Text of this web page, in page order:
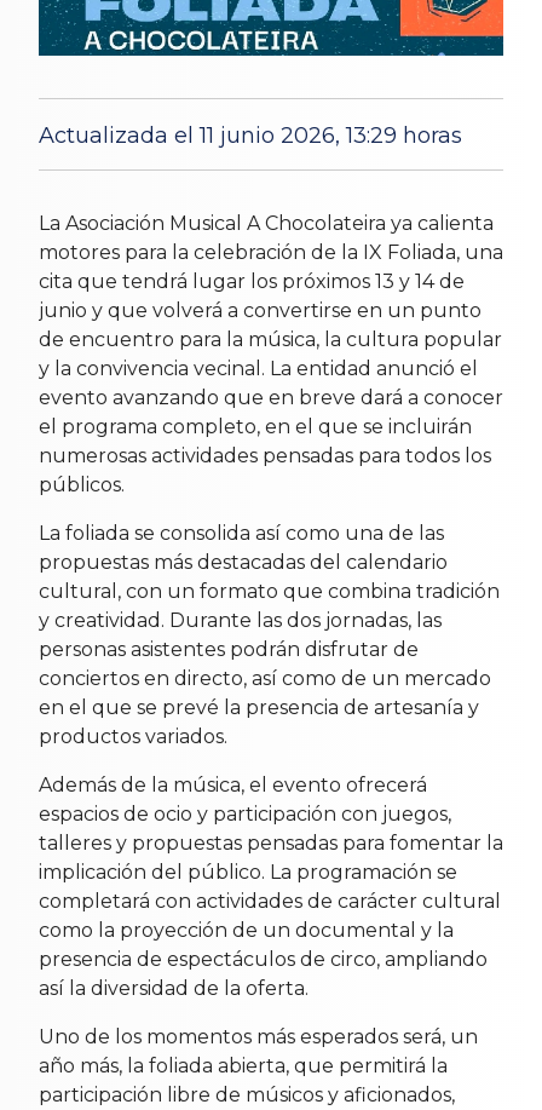
Actualizada el 11 junio 2026, 13:29 horas
9 May 2026
La Asociación Musical A Chocolateira ya calienta
motores para la celebración de la IX Foliada, una
cita que tendrá lugar los próximos 13 y 14 de
junio y que volverá a convertirse en un punto
de encuentro para la música, la cultura popular
y la convivencia vecinal. La entidad anunció el
evento avanzando que en breve dará a conocer
el programa completo, en el que se incluirán
numerosas actividades pensadas para todos los
públicos.
La foliada se consolida así como una de las
propuestas más destacadas del calendario
cultural, con un formato que combina tradición
y creatividad. Durante las dos jornadas, las
personas asistentes podrán disfrutar de
conciertos en directo, así como de un mercado
en el que se prevé la presencia de artesanía y
productos variados.
Además de la música, el evento ofrecerá
espacios de ocio y participación con juegos,
talleres y propuestas pensadas para fomentar la
implicación del público. La programación se
completará con actividades de carácter cultural
como la proyección de un documental y la
presencia de espectáculos de circo, ampliando
así la diversidad de la oferta.
Uno de los momentos más esperados será, un
año más, la foliada abierta, que permitirá la
participación libre de músicos y aficionados,